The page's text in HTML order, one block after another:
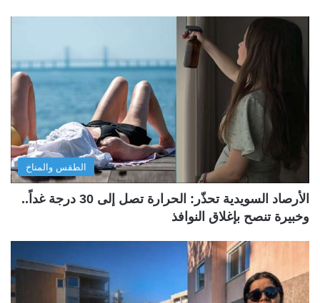
الطقس والمناخ
الأرصاد السويدية تحذّر: الحرارة تصل إلى 30 درجة غداً..
وخبيرة تنصح بإغلاق النوافذ